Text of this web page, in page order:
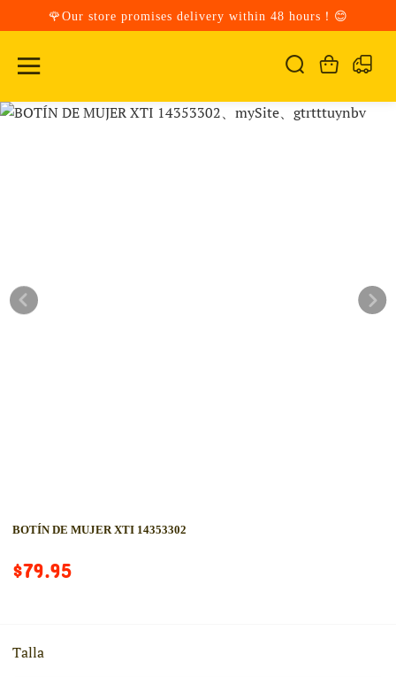
🌹Our store promises delivery within 48 hours！😊
BOTÍN DE MUJER XTI 14353302
$79.95
Talla